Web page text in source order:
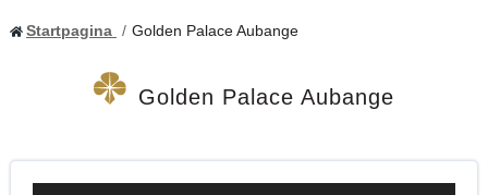
Startpagina Golden Palace Aubange
Golden Palace Aubange